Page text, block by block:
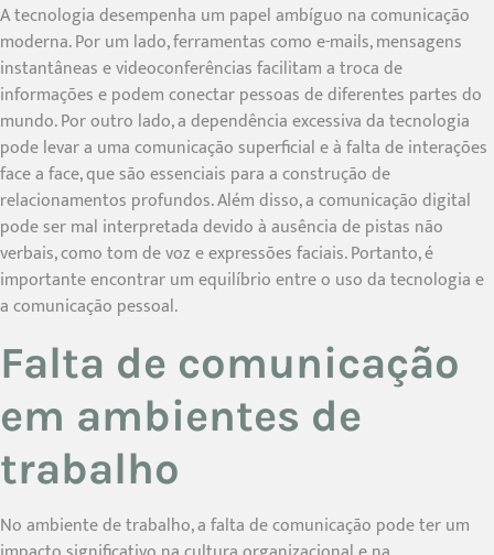
A tecnologia desempenha um papel ambíguo na comunicação
moderna. Por um lado, ferramentas como e-mails, mensagens
instantâneas e videoconferências facilitam a troca de
informações e podem conectar pessoas de diferentes partes do
mundo. Por outro lado, a dependência excessiva da tecnologia
pode levar a uma comunicação superficial e à falta de interações
face a face, que são essenciais para a construção de
relacionamentos profundos. Além disso, a comunicação digital
pode ser mal interpretada devido à ausência de pistas não
verbais, como tom de voz e expressões faciais. Portanto, é
importante encontrar um equilíbrio entre o uso da tecnologia e
a comunicação pessoal.
Falta de comunicação
em ambientes de
trabalho
No ambiente de trabalho, a falta de comunicação pode ter um